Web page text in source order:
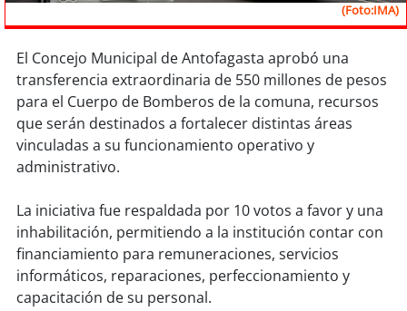
soycalama
soyantofagasta
soycopiapó
soyvalparaíso
soyquillota
soysanantonio
soychillán
(Foto:IMA)
El Concejo Municipal de Antofagasta aprobó una
transferencia extraordinaria de 550 millones de pesos
para el Cuerpo de Bomberos de la comuna, recursos
que serán destinados a fortalecer distintas áreas
vinculadas a su funcionamiento operativo y
administrativo.
La iniciativa fue respaldada por 10 votos a favor y una
inhabilitación, permitiendo a la institución contar con
financiamiento para remuneraciones, servicios
informáticos, reparaciones, perfeccionamiento y
capacitación de su personal.